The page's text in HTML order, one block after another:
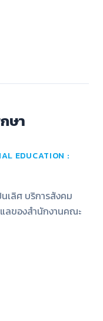
ษา
EDUCATION :
เลิศ บริการสังคม
ลของสำนักงานคณะ